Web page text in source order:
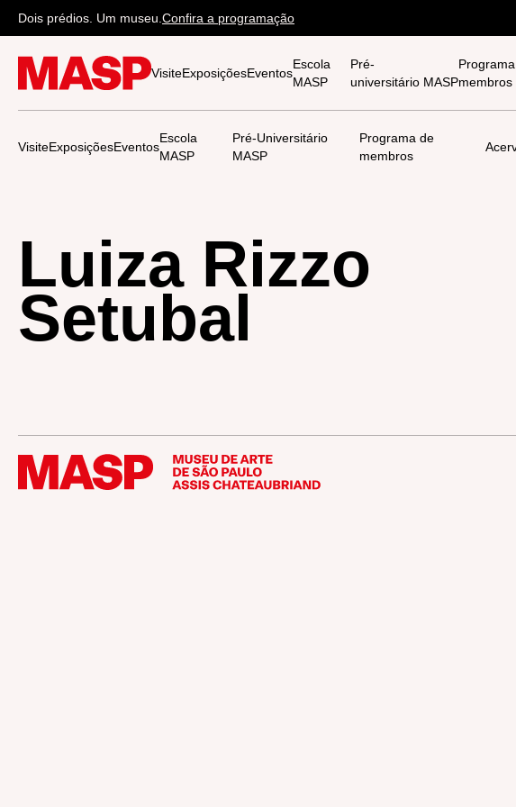
Dois prédios. Um museu. Confira a programação
VisiteExposiçõesEventos
Escola
MASP
Pré-
universitário MASPmembros
VisiteExposiçõesEventos
Escola
MASP
Pré-Universitário
MASP
Programa de
membros
Luiza Rizzo
Setubal